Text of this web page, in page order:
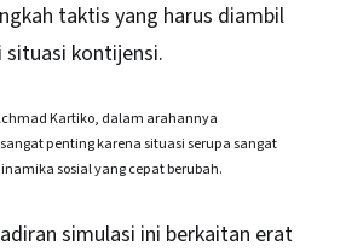
taktis yang harus diambil
kontijensi.
Kartiko, dalam arahannya
penting karena situasi serupa sangat
sosial yang cepat berubah.
simulasi ini berkaitan erat